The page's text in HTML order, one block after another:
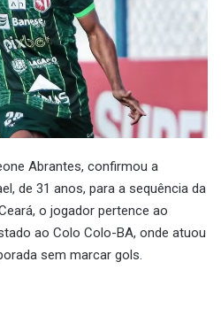
Abrantes, confirmou a
de 31 anos, para a sequência da
o jogador pertence ao
ao Colo Colo-BA, onde atuou
sem marcar gols.